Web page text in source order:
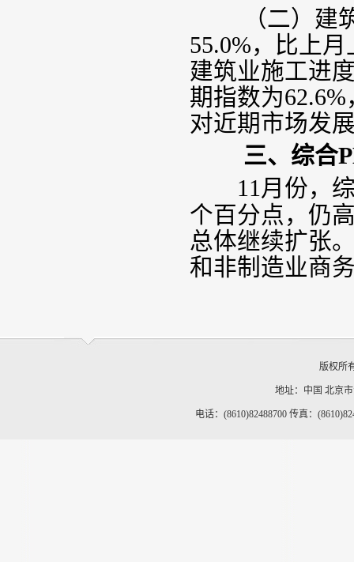
（二）建筑
55.0%，比上月
建筑业施工进
期指数为62.6%
对近期市场发
三、综合
11 月份，
个百分点，仍
总体继续扩张
和非制造业商
版权所
地址：中国 北京
电话：(8610)82488700 传真：